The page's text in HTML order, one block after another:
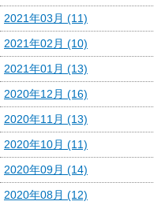
2021年03月 (11)
2021年02月 (10)
2021年01月 (13)
2020年12月 (16)
2020年11月 (13)
2020年10月 (11)
2020年09月 (14)
2020年08月 (12)